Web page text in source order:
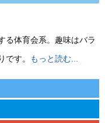
る体育会系。趣味はバラ
です。
もっと読む...